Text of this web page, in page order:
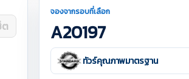
ต
จองจากรอบที่เลือก
A20197
ทัวร์คุณภาพมาตรฐาน